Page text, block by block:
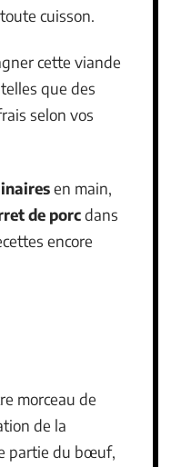
cuisson.
cette viande
que des
selon vos
en main,
de porcdans
encore
morceau de
de la
partie du bœuf,